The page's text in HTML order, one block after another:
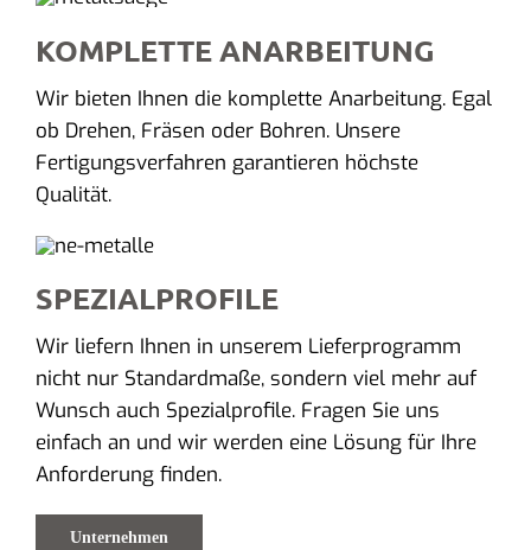
KOMPLETTE ANARBEITUNG
Wir bieten Ihnen die komplette Anarbeitung. Egal
ob Drehen, Fräsen oder Bohren. Unsere
Fertigungsverfahren garantieren höchste
Qualität.
SPEZIALPROFILE
Wir liefern Ihnen in unserem Lieferprogramm
nicht nur Standardmaße, sondern viel mehr auf
Wunsch auch Spezialprofile. Fragen Sie uns
einfach an und wir werden eine Lösung für Ihre
Anforderung finden.
Unternehmen